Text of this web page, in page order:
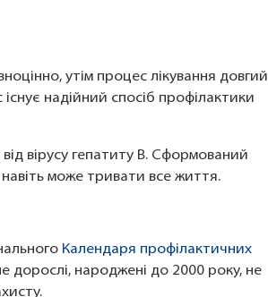
утім процес лікування довгий
надійний спосіб профілактики
вірусу гепатиту B. Сформований
навіть може тривати все життя.
Календаря профілактичних
дорослі, народжені до 2000 року, не